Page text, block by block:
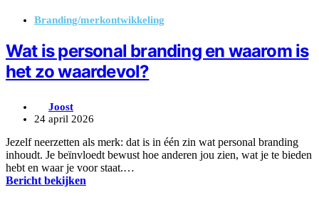
Branding/merkontwikkeling
Wat is personal branding en waarom is
het zo waardevol?
Joost
24 april 2026
Jezelf neerzetten als merk: dat is in één zin wat personal branding
inhoudt. Je beïnvloedt bewust hoe anderen jou zien, wat je te bieden
hebt en waar je voor staat.…
Bericht bekijken